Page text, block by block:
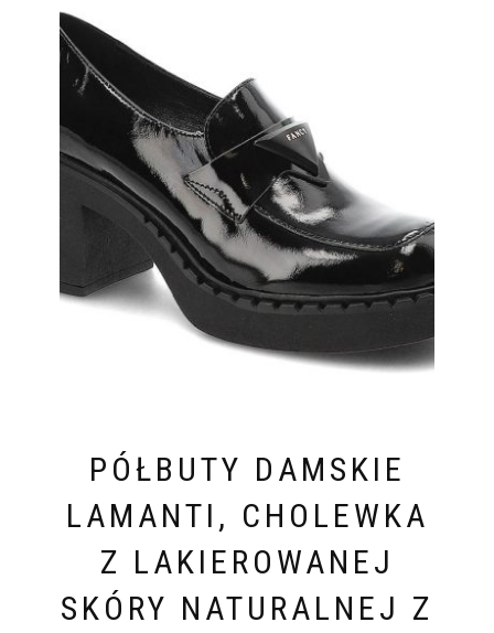
PÓŁBUTY DAMSKIE
LAMANTI, CHOLEWKA
Z LAKIEROWANEJ
SKÓRY NATURALNEJ Z